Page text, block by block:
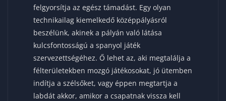
felgyorsítja az egész támadást. Egy olyan
technikailag kiemelkedő középpályásról
beszélünk, akinek a pályán való látása
kulcsfontosságú a spanyol játék
szervezettségéhez. Ő lehet az, aki megtalálja a
félterületekben mozgó játékosokat, jó ütemben
indítja a szélsőket, vagy éppen megtartja a
labdát akkor, amikor a csapatnak vissza kell